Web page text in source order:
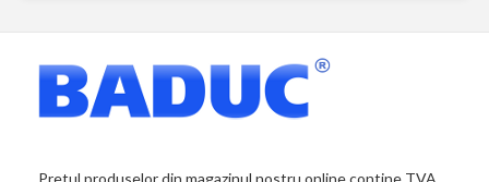
Pretul produselor din magazinul nostru online contine TVA